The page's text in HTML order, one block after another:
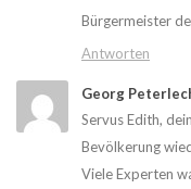
Bürgermeister
Antworten
Georg
Servus Edith,
Bevölkerung
Viele Experten